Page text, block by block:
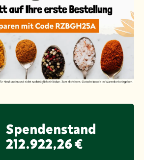
Spendenstand
212.922,26 €